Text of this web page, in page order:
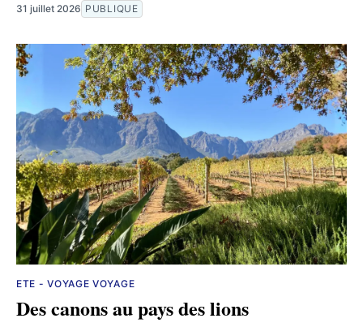
31 juillet 2026 PUBLIQUE
ETE - VOYAGE VOYAGE
Des canons au pays des lions